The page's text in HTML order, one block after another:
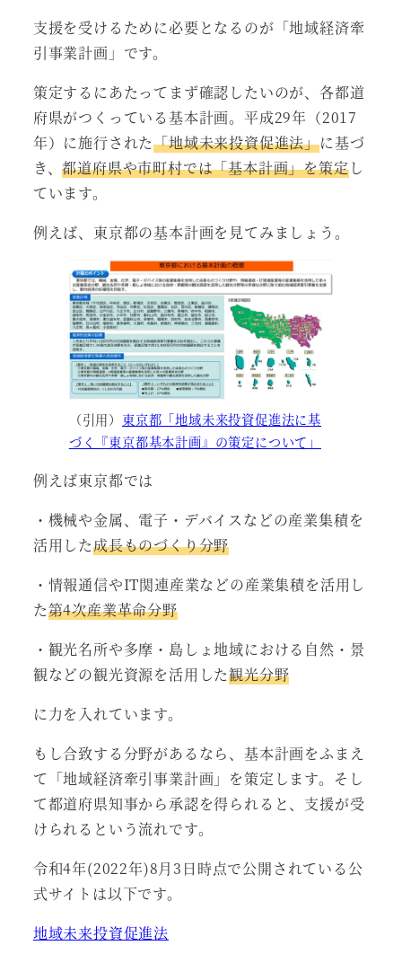
支援を受けるために必要となるのが「地域経済牽
引事業計画」です。
策定するにあたってまず確認したいのが、各都道
府県がつくっている基本計画。平成29年（2017
年）に施行された「地域未来投資促進法」に基づ
き、都道府県や市町村では「基本計画」を策定し
ています。
例えば、東京都の基本計画を見てみましょう。
（引用） 東京都「地域未来投資促進法に基
づく『東京都基本計画』の策定について」
例えば東京都では
・機械や金属、電子・デバイスなどの産業集積を
活用した成長ものづくり分野
・情報通信やIT関連産業などの産業集積を活用し
た第4次産業革命分野
・観光名所や多摩・島しょ地域における自然・景
観などの観光資源を活用した観光分野
に力を入れています。
もし合致する分野があるなら、基本計画をふまえ
て「地域経済牽引事業計画」を策定します。そし
て都道府県知事から承認を得られると、支援が受
けられるという流れです。
令和4年(2022年)8月3日時点で公開されている公
式サイトは以下です。
地域未来投資促進法